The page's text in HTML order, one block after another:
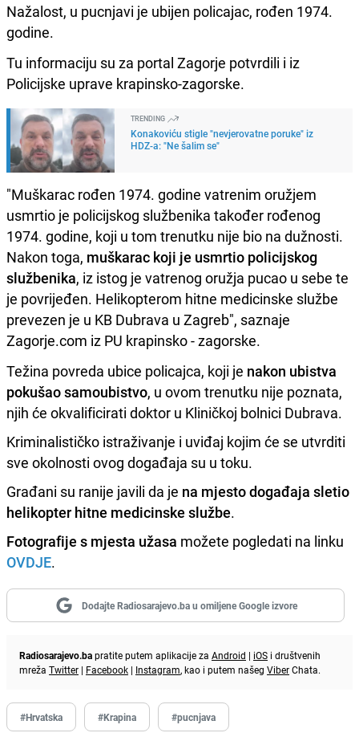
Nažalost, u pucnjavi je ubijen policajac, rođen 1974.
godine.
Tu informaciju su za portal Zagorje potvrdili i iz
Policijske uprave krapinsko-zagorske.
TRENDING
Konakoviću stigle "nevjerovatne poruke" iz
HDZ-a: "Ne šalim se"
"Muškarac rođen 1974. godine vatrenim oružjem
usmrtio je policijskog službenika također rođenog
1974. godine, koji u tom trenutku nije bio na dužnosti.
Nakon toga, muškarac koji je usmrtio policijskog
službenika, iz istog je vatrenog oružja pucao u sebe te
je povrijeđen. Helikopterom hitne medicinske službe
prevezen je u KB Dubrava u Zagreb", saznaje
Zagorje.com iz PU krapinsko - zagorske.
Težina povreda ubice policajca, koji je nakon ubistva
pokušao samoubistvo, u ovom trenutku nije poznata,
njih će okvalificirati doktor u Kliničkoj bolnici Dubrava.
Kriminalističko istraživanje i uviđaj kojim će se utvrditi
sve okolnosti ovog događaja su u toku.
Građani su ranije javili da je na mjesto događaja sletio
helikopter hitne medicinske službe.
Fotografije s mjesta užasa možete pogledati na linku
OVDJE.
Dodajte Radiosarajevo.ba u omiljene Google izvore
Radiosarajevo.bapratite putem aplikacije za Android | iOS i društvenih
mreža Twitter | Facebook | Instagram, kao i putem našeg ViberChata.
#Hrvatska #Krapina #pucnjava